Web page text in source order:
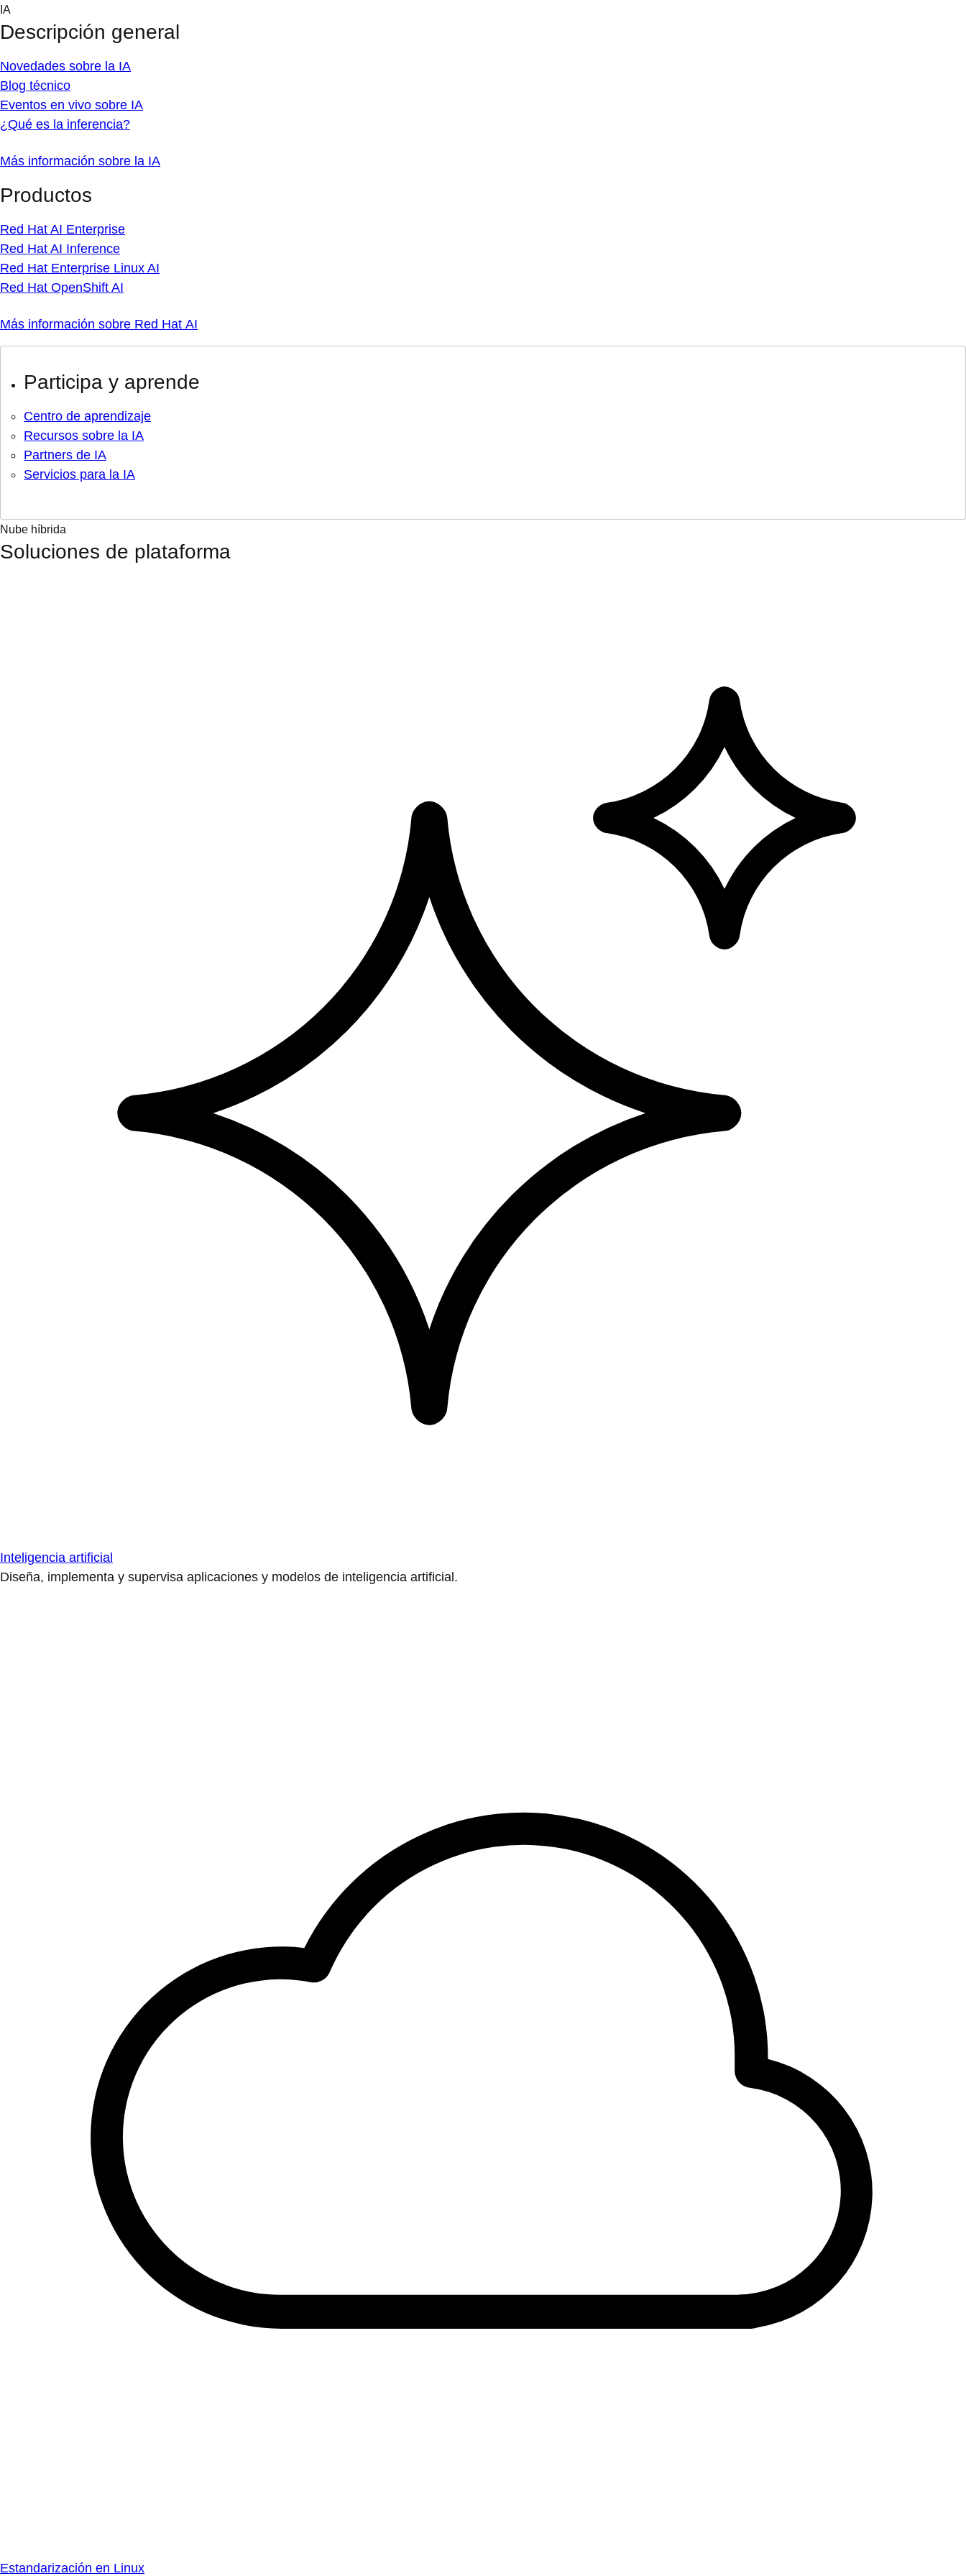
Skip
content
IA
Descripción general
Novedades sobre la IA
Blog técnico
Eventos en vivo sobre IA
¿Qué es la inferencia?
Más información sobre la IA
Productos
Red Hat AI Enterprise
Red Hat AI Inference
Red Hat Enterprise Linux AI
Red Hat OpenShift AI
Más información sobre Red Hat AI
Participa y aprende
Centro de aprendizaje
Recursos sobre la IA
Partners de IA
Servicios para la IA
Nube híbrida
Soluciones de plataforma
Inteligencia artificial
Diseña, implementa y supervisa aplicaciones y modelos de inteligencia artificial.
Estandarización en Linux